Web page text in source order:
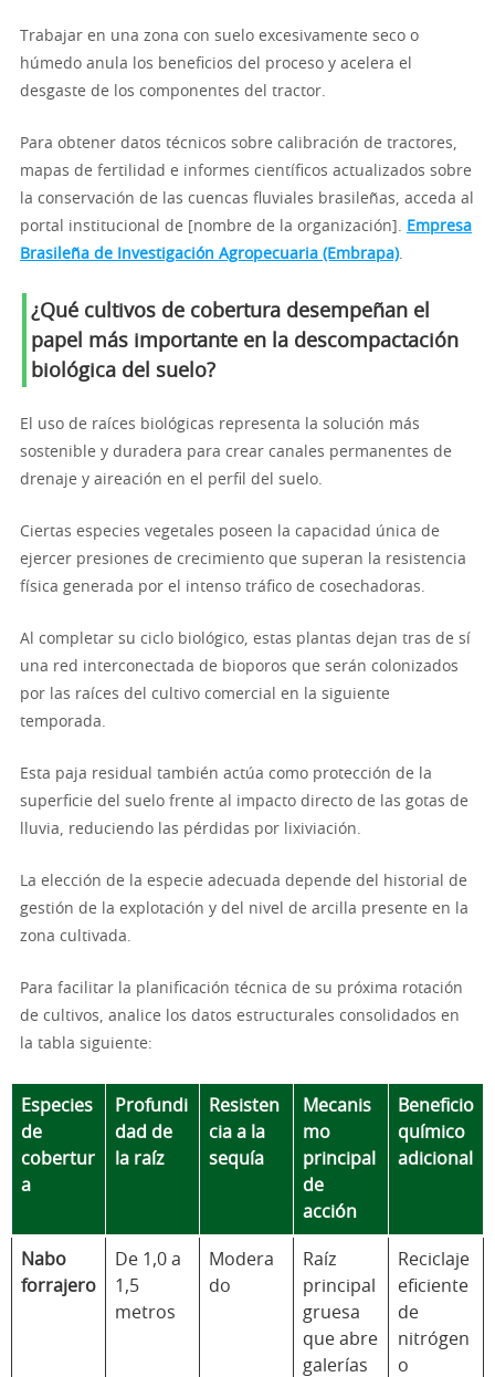
Trabajar en una zona con suelo excesivamente seco o
húmedo anula los beneficios del proceso y acelera el
desgaste de los componentes del tractor.
Para obtener datos técnicos sobre calibración de tractores,
mapas de fertilidad e informes científicos actualizados sobre
la conservación de las cuencas fluviales brasileñas, acceda al
portal institucional de [nombre de la organización]. Empresa
Brasileña de Investigación Agropecuaria (Embrapa).
¿Qué cultivos de cobertura desempeñan el
papel más importante en la descompactación
biológica del suelo?
El uso de raíces biológicas representa la solución más
sostenible y duradera para crear canales permanentes de
drenaje y aireación en el perfil del suelo.
Ciertas especies vegetales poseen la capacidad única de
ejercer presiones de crecimiento que superan la resistencia
física generada por el intenso tráfico de cosechadoras.
Al completar su ciclo biológico, estas plantas dejan tras de sí
una red interconectada de bioporos que serán colonizados
por las raíces del cultivo comercial en la siguiente
temporada.
Esta paja residual también actúa como protección de la
superficie del suelo frente al impacto directo de las gotas de
lluvia, reduciendo las pérdidas por lixiviación.
La elección de la especie adecuada depende del historial de
gestión de la explotación y del nivel de arcilla presente en la
zona cultivada.
Para facilitar la planificación técnica de su próxima rotación
de cultivos, analice los datos estructurales consolidados en
la tabla siguiente:
Especies
de
cobertur
a
Profundi
dad de
la raíz
Resisten
cia a la
sequía
Mecanis
mo
principal
de
acción
Beneficio
químico
adicional
Nabo
forrajero
De 1,0 a
1,5
metros
Modera
do
Raíz
principal
gruesa
que abre
galerías
Reciclaje
eficiente
de
nitrógen
o